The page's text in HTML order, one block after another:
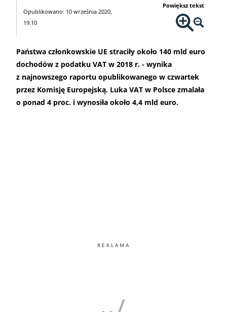
Opublikowano: 10 września 2020,
19:10
Powiększ tekst
Państwa członkowskie UE straciły około 140 mld euro
dochodów z podatku VAT w 2018 r. - wynika
z najnowszego raportu opublikowanego w czwartek
przez Komisję Europejską. Luka VAT w Polsce zmalała
o ponad 4 proc. i wynosiła około 4,4 mld euro.
REKLAMA